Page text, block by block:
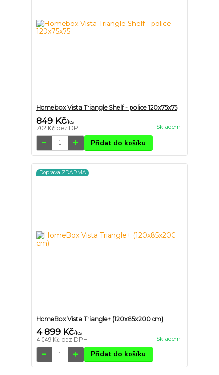
Homebox Vista Triangle Shelf - police 120x75x75
849 Kč/ks
702 Kč bez DPH Skladem
Přidat do košíku
Doprava ZDARMA
HomeBox Vista Triangle+ (120x85x200 cm)
4 899 Kč/ks
4 049 Kč bez DPH Skladem
Přidat do košíku